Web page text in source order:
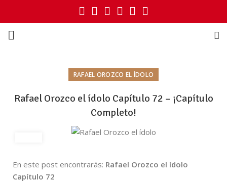
RAFAEL OROZCO EL ÍDOLO
Rafael Orozco el ídolo Capítulo 72 – ¡Capítulo
Completo!
En este post encontrarás: Rafael Orozco el ídolo
Capítulo 72